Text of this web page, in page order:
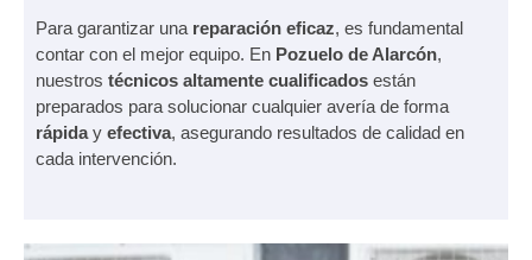
Para garantizar una reparación eficaz, es fundamental
contar con el mejor equipo. En Pozuelo de Alarcón,
nuestros técnicos altamente cualificados están
preparados para solucionar cualquier avería de forma
rápiday efectiva, asegurando resultados de calidad en
cada intervención.